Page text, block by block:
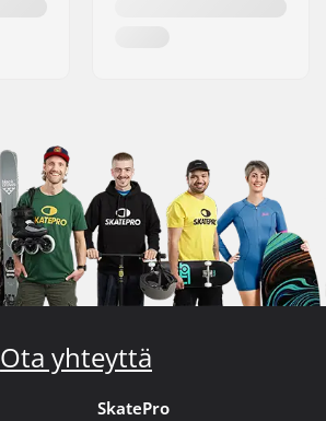
Ota yhteyttä
SkatePro